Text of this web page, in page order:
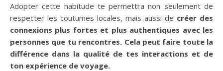
Adopter cette habitude te permettra non seulement de
respecter les coutumes locales, mais aussi de créer des
connexions plus fortes et plus authentiques avec les
personnes que tu rencontres. Cela peut faire toute la
différence dans la qualité de tes interactions et de
ton expérience de voyage.